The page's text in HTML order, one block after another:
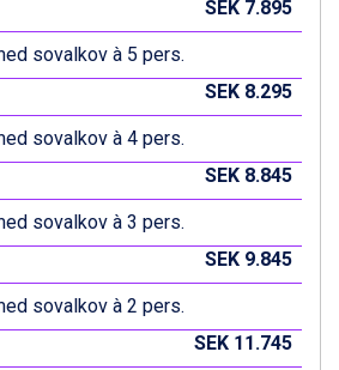
kr.
5.945 kr.
kr.
kr.
kr.
9.645 kr.
8.395 kr.
kr.
6.295 kr.
kr.
kr.
7.395 kr.
6.145 kr.
kr.
SEK 7.895
sovalkov à 5 pers.
SEK 8.295
sovalkov à 4 pers.
SEK 8.845
sovalkov à 3 pers.
SEK 9.845
sovalkov à 2 pers.
SEK 11.745